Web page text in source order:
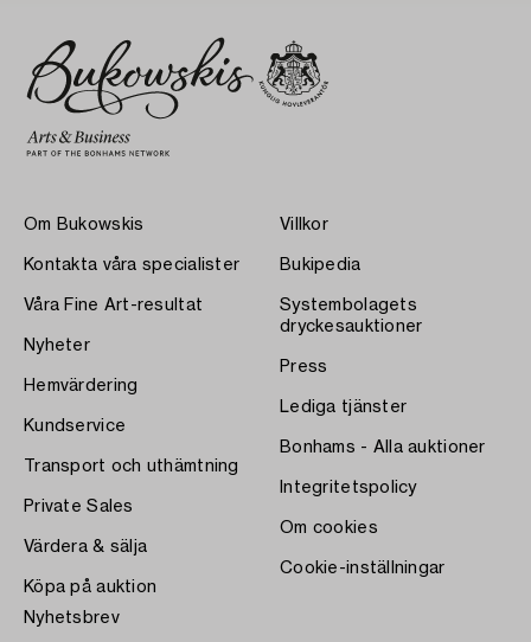
Om Bukowskis
Kontakta våra specialister
Våra Fine Art-resultat
Nyheter
Hemvärdering
Kundservice
Transport och uthämtning
Private Sales
Värdera & sälja
Köpa på auktion
Villkor
Bukipedia
Systembolagets
dryckesauktioner
Press
Lediga tjänster
Bonhams - Alla auktioner
Integritetspolicy
Om cookies
Cookie-inställningar
Nyhetsbrev